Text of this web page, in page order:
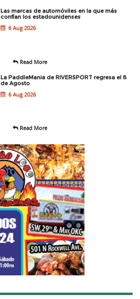
Las marcas de automóviles en la que más
confían los estadounidenses
6 Aug 2026
Read More
La PaddleMania de RIVERSPORT regresa el 8
de Agosto
6 Aug 2026
Read More